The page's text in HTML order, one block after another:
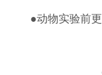
●动物实验前